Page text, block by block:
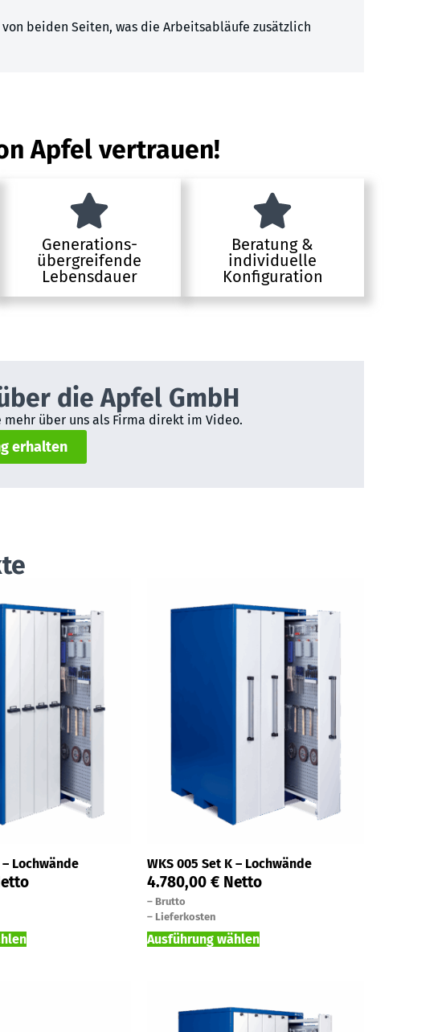
beiden Seiten, was die Arbeitsabläufe zusätzlich
Apfel vertrauen!
Generations-
übergreifende
Lebensdauer
Beratung &
individuelle
Konfiguration
die Apfel GmbH
mehr über uns als Firma direkt im Video.
erhalten
– Lochwände WKS 005 Set K – Lochwände
4.780,00 € Netto
– Brutto
– Lieferkosten
Ausführung wählen